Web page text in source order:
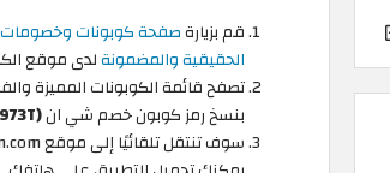
قم بزيارةصفحة كوبونات
الحقيقية والمضمونةلدى موقع
تصفح قائمة الكوبونات المميزة
بنسخ رمز كوبون خصم شي ان(U973T)